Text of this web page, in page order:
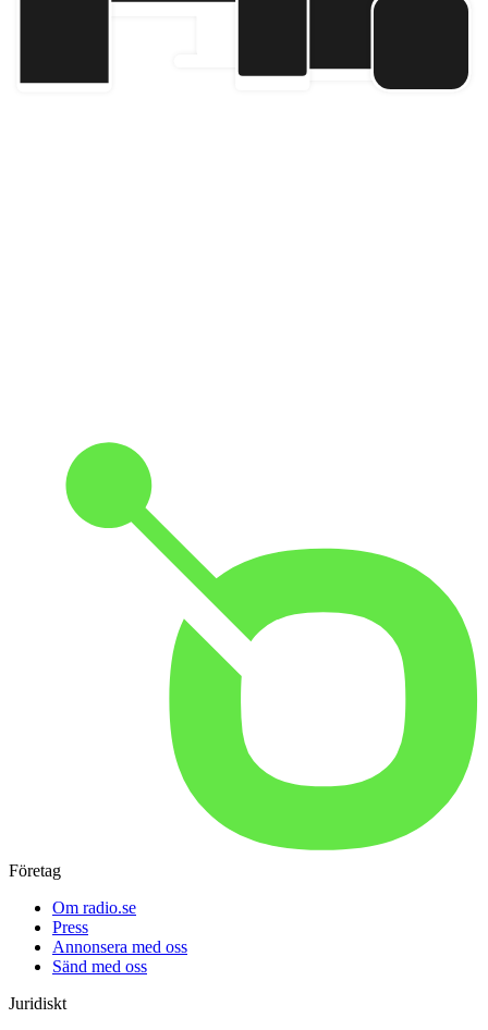
Företag
Om radio.se
Press
Annonsera med oss
Sänd med oss
Juridiskt